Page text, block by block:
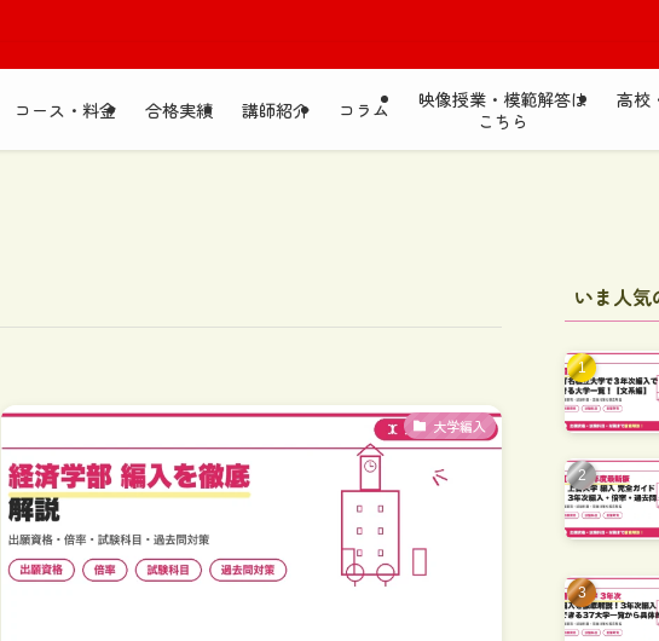
コース・料金 合格実績 講師紹介 コラム
映像授業・模範解答は
こちら
高校
大学編入
いま人気